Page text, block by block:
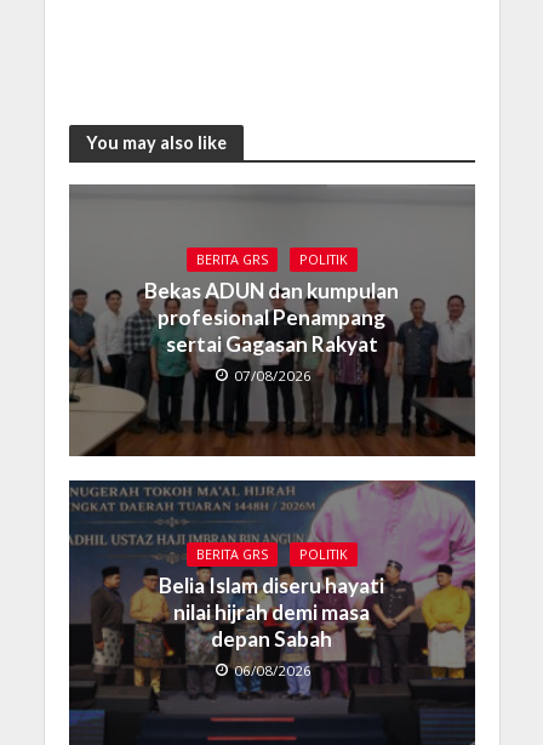
You may also like
BERITA GRS POLITIK
Bekas ADUN dan kumpulan
profesional Penampang
sertai Gagasan Rakyat
07/08/2026
BERITA GRS POLITIK
Belia Islam diseru hayati
nilai hijrah demi masa
depan Sabah
06/08/2026